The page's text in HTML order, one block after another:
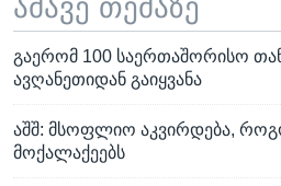
ამავე თემაზე
გაერომ 100 საერთაშორისო
ავღანეთიდან გაიყვანა
აშშ: მსოფლიო აკვირდება,
მოქალაქეებს